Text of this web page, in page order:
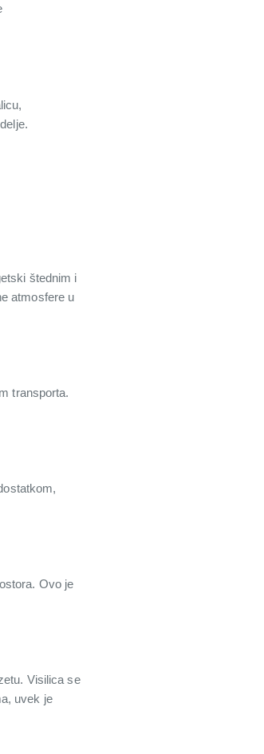
štednim i
atmosfere u
transporta.
Ovo je
Visilica se
uvek je